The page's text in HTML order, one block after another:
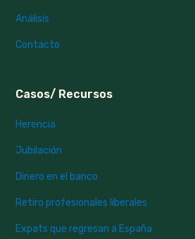
Análisis
Contacto
Casos/ Recursos
Herencia
Jubilación
Dinero en el banco
Retiro profesionales liberales
Expats que regresan a España